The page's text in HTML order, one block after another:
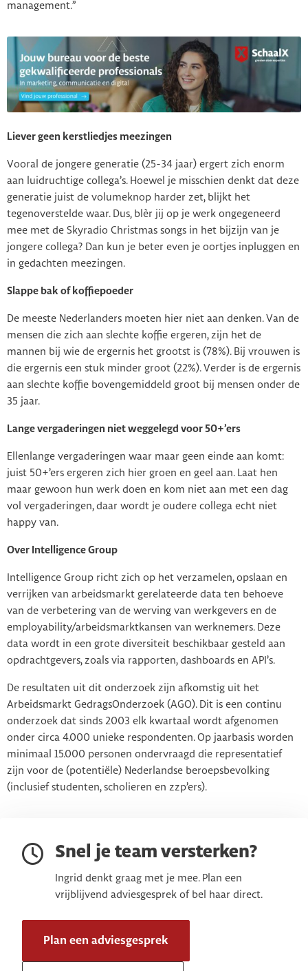
management.”
Liever geen kerstliedjes meezingen
Vooral de jongere generatie (25-34 jaar) ergert zich enorm
aan luidruchtige collega’s. Hoewel je misschien denkt dat deze
generatie juist de volumeknop harder zet, blijkt het
tegenoverstelde waar. Dus, blèr jij op je werk ongegeneerd
mee met de Skyradio Christmas songs in het bijzijn van je
jongere collega? Dan kun je beter even je oortjes inpluggen en
in gedachten meezingen.
Slappe bak of koffiepoeder
De meeste Nederlanders moeten hier niet aan denken. Van de
mensen die zich aan slechte koffie ergeren, zijn het de
mannen bij wie de ergernis het grootst is (78%). Bij vrouwen is
die ergernis een stuk minder groot (22%). Verder is de ergernis
aan slechte koffie bovengemiddeld groot bij mensen onder de
35 jaar.
Lange vergaderingen niet weggelegd voor 50+’ers
Ellenlange vergaderingen waar maar geen einde aan komt:
juist 50+’ers ergeren zich hier groen en geel aan. Laat hen
maar gewoon hun werk doen en kom niet aan met een dag
vol vergaderingen, daar wordt je oudere collega echt niet
happy van.
Over Intelligence Group
Intelligence Group richt zich op het verzamelen, opslaan en
verrijken van arbeidsmarkt gerelateerde data ten behoeve
van de verbetering van de werving van werkgevers en de
employability/arbeidsmarktkansen van werknemers. Deze
data wordt in een grote diversiteit beschikbaar gesteld aan
opdrachtgevers, zoals via rapporten, dashboards en API’s.
De resultaten uit dit onderzoek zijn afkomstig uit het
Arbeidsmarkt GedragsOnderzoek (AGO). Dit is een continu
onderzoek dat sinds 2003 elk kwartaal wordt afgenomen
onder circa 4.000 unieke respondenten. Op jaarbasis worden
minimaal 15.000 personen ondervraagd die representatief
zijn voor de (potentiële) Nederlandse beroepsbevolking
(inclusief studenten, scholieren en zzp’ers).
Snel je team versterken?
Ingrid denkt graag met je mee. Plan een
vrijblijvend adviesgesprek of bel haar direct.
Plan een adviesgesprek